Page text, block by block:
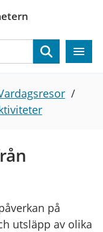
Sök
/
på
utsläpp av olika